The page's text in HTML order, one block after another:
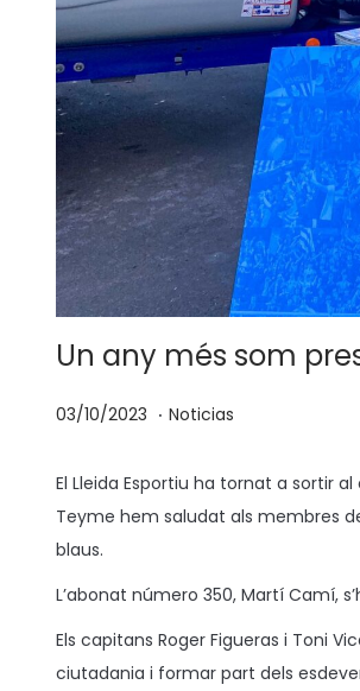
Un any més som
P
b
l
i
d
o
03/10/2023
/
1
0
2
. P
b
l
d
o
Noticias
El Lleida Esportiu ha tornat a sortir
Teyme hem saludat als membres
blaus.
L’abonat número 350, Martí Camí,
Els capitans Roger Figueras i Toni
ciutadania i formar part dels